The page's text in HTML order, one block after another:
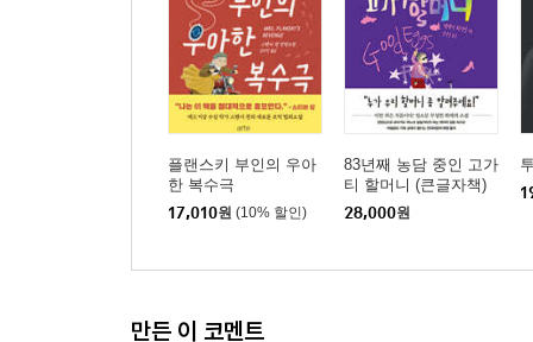
플랜스키 부인의 우아
한 복수극
17,010원 (10% 할인)
83년째 농담 중인 고가
티 할머니 (큰글자책)
28,000원
만든 이 코멘트